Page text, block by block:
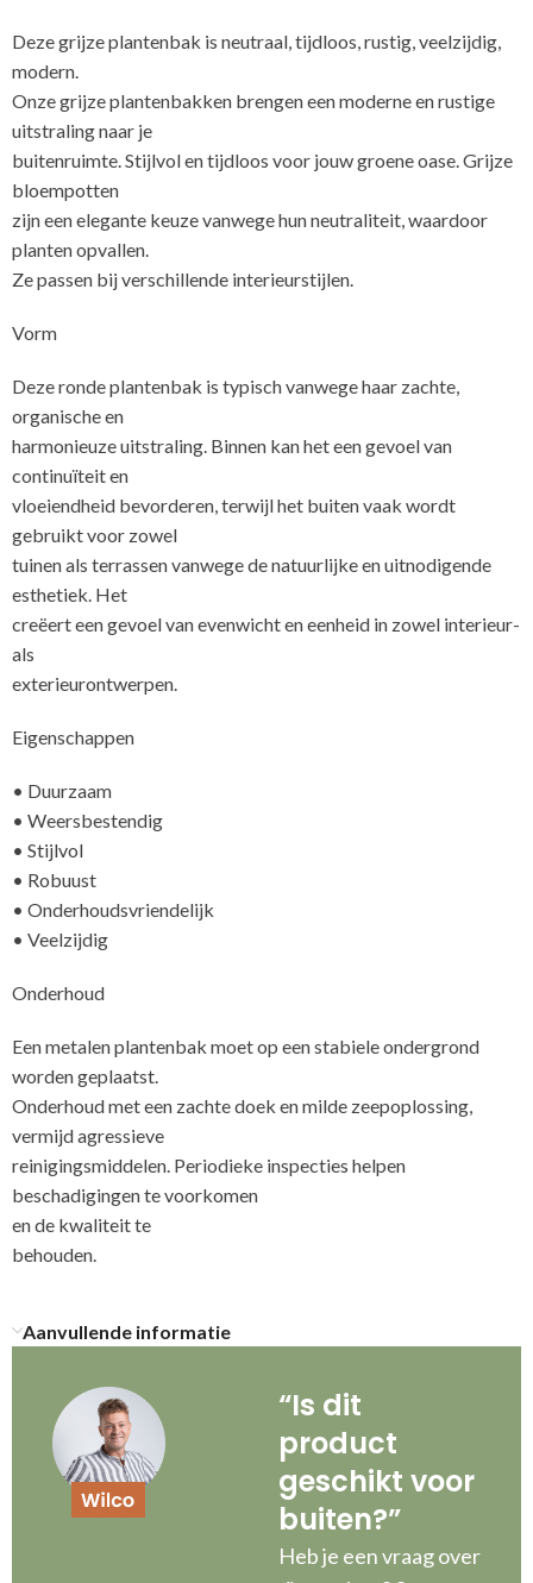
Deze grijze plantenbak is neutraal, tijdloos, rustig, veelzijdig,
modern.
Onze grijze plantenbakken brengen een moderne en rustige
uitstraling naar je
buitenruimte. Stijlvol en tijdloos voor jouw groene oase. Grijze
bloempotten
zijn een elegante keuze vanwege hun neutraliteit, waardoor
planten opvallen.
Ze passen bij verschillende interieurstijlen.
Vorm
Deze ronde plantenbak is typisch vanwege haar zachte,
organische en
harmonieuze uitstraling. Binnen kan het een gevoel van
continuïteit en
vloeiendheid bevorderen, terwijl het buiten vaak wordt
gebruikt voor zowel
tuinen als terrassen vanwege de natuurlijke en uitnodigende
esthetiek. Het
creëert een gevoel van evenwicht en eenheid in zowel interieur-
als
Eigenschappen
• Duurzaam
• Weersbestendig
• Stijlvol
• Robuust
• Onderhoudsvriendelijk
• Veelzijdig
Onderhoud
Een metalen plantenbak moet op een stabiele ondergrond
worden geplaatst.
Onderhoud met een zachte doek en milde zeepoplossing,
vermijd agressieve
reinigingsmiddelen. Periodieke inspecties helpen
beschadigingen te voorkomen
en de kwaliteit te
Aanvullende informatie
“Is dit
product
geschikt voor
buiten?”
Heb je een vraag over